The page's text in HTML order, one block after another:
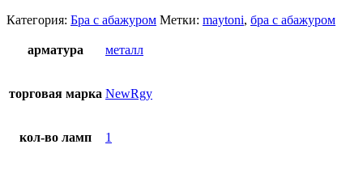
Категория: Бра с абажуром Метки: maytoni, бра с абажуром
арматура металл
торговая марка NewRgy
кол-во ламп 1